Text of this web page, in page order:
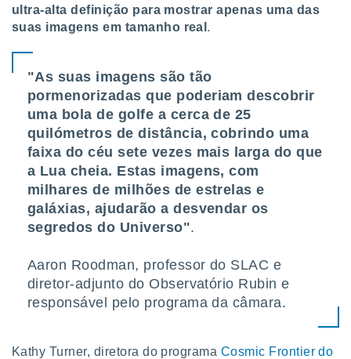
os
de
de dados
e melhorar
dados
através
estudos
ultra-alta definição para mostrar apenas uma das
suas imagens em tamanho real .
"As suas imagens são tão
pormenorizadas que poderiam descobrir
uma bola de golfe a cerca de 25
quilómetros de distância, cobrindo uma
faixa do céu sete vezes mais larga do que
a Lua cheia. Estas imagens, com
milhares de milhões de estrelas e
galáxias, ajudarão a desvendar os
segredos do Universo".
Aaron Roodman, professor do SLAC e
diretor-adjunto do Observatório Rubin e
responsável pelo programa da câmara.
Kathy Turner, diretora do programa Cosmic Frontier do